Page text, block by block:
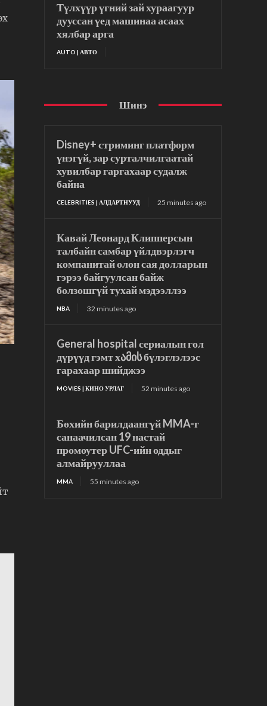
Түлхүүр үгний зай хураагуур
дууссан үед машинаа асаах
хялбар арга
AUTO | АВТО
Шинэ
Disney+ стриминг платформ
үнэгүй, зар сурталчилгаатай
хувилбар гаргахаар судалж
байна
CELEBRITIES | АЛДАРТНУУД 25 minutes ago
Кавай Леонард Клипперсын
талбайн самбар үйлдвэрлэгч
компанитай олон сая долларын
гэрээ байгуулсан байж
болзошгүй тухай мэдээллээ
NBA 32 minutes ago
General hospital сериалын гол
дүрүүд гэмт хამის бүлэглэлээс
гарахаар шийджээ
MOVIES | КИНО УРЛАГ 52 minutes ago
Бөхийн барилдаангүй MMA-г
санаачилсан 19 настай
промоутер UFC-ийн оддыг
алмайрууллаа
MMA 55 minutes ago